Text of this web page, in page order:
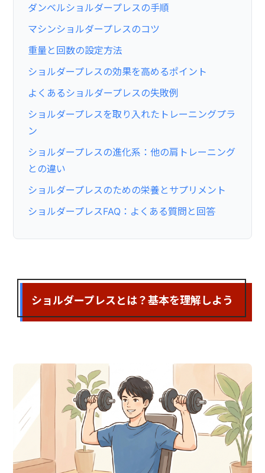
ダンベルショルダープレスの手順
マシンショルダープレスのコツ
重量と回数の設定方法
ショルダープレスの効果を高めるポイント
よくあるショルダープレスの失敗例
ショルダープレスを取り入れたトレーニングプラ
ン
ショルダープレスの進化系：他の肩トレーニング
との違い
ショルダープレスのための栄養とサプリメント
ショルダープレスFAQ：よくある質問と回答
ショルダープレスとは？基本を理解しよう